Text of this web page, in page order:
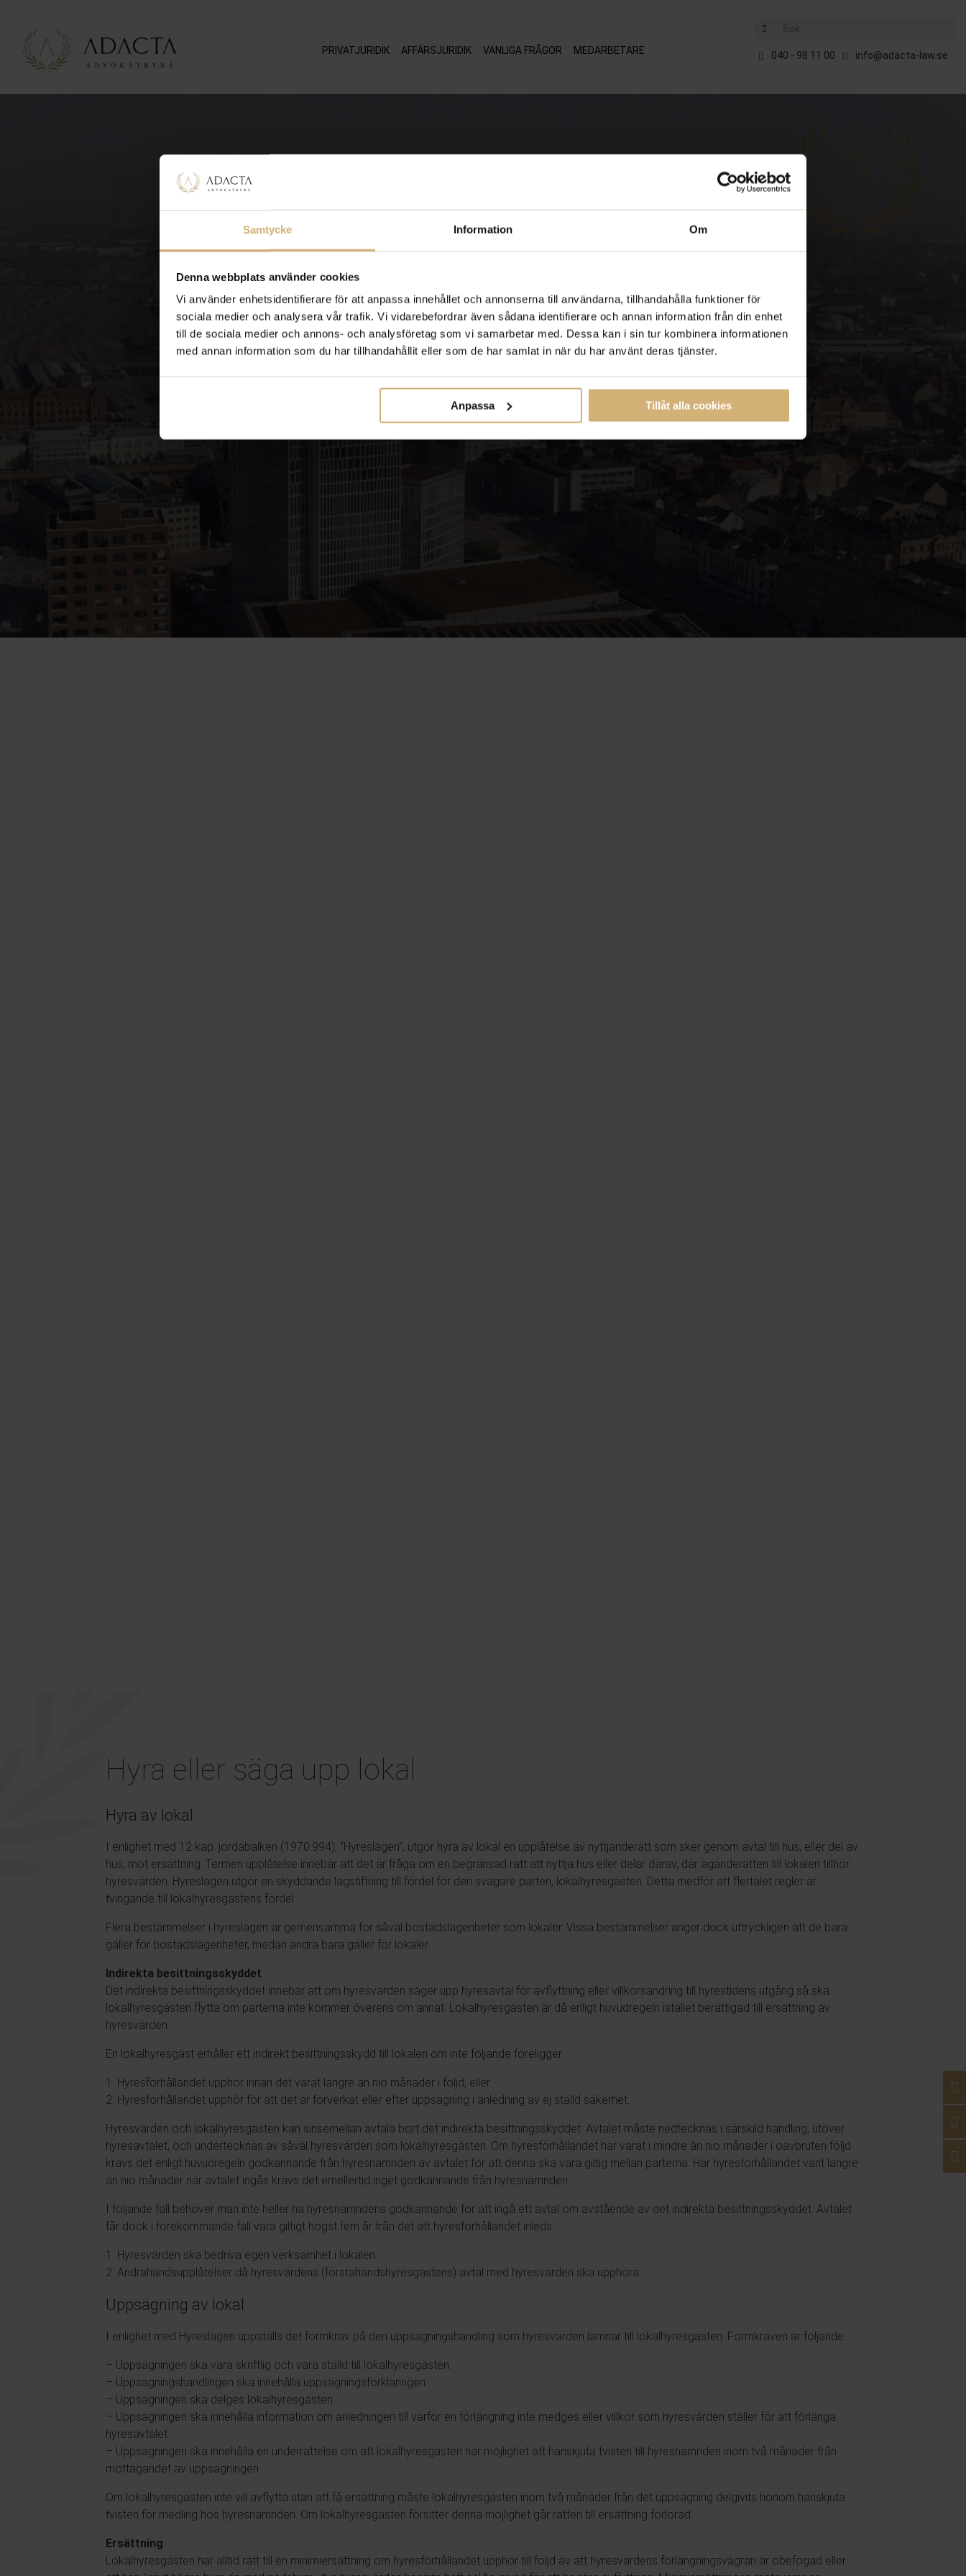
Samtycke Information Om
Denna webbplats använder cookies
Vi använder enhetsidentifierare för att anpassa innehållet och annonserna till användarna, tillhandahålla funktioner för
sociala medier och analysera vår trafik. Vi vidarebefordrar även sådana identifierare och annan information från din enhet
till de sociala medier och annons- och analysföretag som vi samarbetar med. Dessa kan i sin tur kombinera informationen
med annan information som du har tillhandahållit eller som de har samlat in när du har använt deras tjänster.
Anpassa Tillåt alla cookies
PRIVATJURIDIK AFFÄRSJURIDIK VANLIGA FRÅGOR MEDARBETARE
Sök
040 - 98 11 00 info@adacta-law.se
Hyra eller säga upp lokal
Hyra av lokal
I enlighet med 12 kap. jordabalken (1970:994), ”Hyreslagen”, utgör hyra av lokal en upplåtelse av nyttjanderätt som sker genom avtal till hus, eller del av
hus, mot ersättning. Termen upplåtelse innebär att det är fråga om en begränsad rätt att nyttja hus eller delar därav, där äganderätten till lokalen tillhör
hyresvärden. Hyreslagen utgör en skyddande lagstiftning till fördel för den svagare parten, lokalhyresgästen. Detta medför att flertalet regler är
tvingande till lokalhyresgästens fördel.
Flera bestämmelser i hyreslagen är gemensamma för såväl bostadslägenheter som lokaler. Vissa bestämmelser anger dock uttryckligen att de bara
gäller för bostadslägenheter, medan andra bara gäller för lokaler.
Indirekta besittningsskyddet
Det indirekta besittningsskyddet innebär att om hyresvärden säger upp hyresavtal för avflyttning eller villkorsändring till hyrestidens utgång så ska
lokalhyresgästen flytta om parterna inte kommer överens om annat. Lokalhyresgästen är då enligt huvudregeln istället berättigad till ersättning av
hyresvärden.
En lokalhyresgäst erhåller ett indirekt besittningsskydd till lokalen om inte följande föreligger.
1. Hyresförhållandet upphör innan det varat längre än nio månader i följd, eller
2. Hyresförhållandet upphör för att det är förverkat eller efter uppsägning i anledning av ej ställd säkerhet.
Hyresvärden och lokalhyresgästen kan sinsemellan avtala bort det indirekta besittningsskyddet. Avtalet måste nedtecknas i särskild handling, utöver
hyresavtalet, och undertecknas av såväl hyresvärden som lokalhyresgästen. Om hyresförhållandet har varat i mindre än nio månader i oavbruten följd
krävs det enligt huvudregeln godkännande från hyresnämnden av avtalet för att denna ska vara giltig mellan parterna. Har hyresförhållandet varit längre
än nio månader när avtalet ingås krävs det emellertid inget godkännande från hyresnämnden.
I följande fall behöver man inte heller ha hyresnämndens godkännande för att ingå ett avtal om avstående av det indirekta besittningsskyddet. Avtalet
får dock i förekommande fall vara giltigt högst fem år från det att hyresförhållandet inleds.
1. Hyresvärden ska bedriva egen verksamhet i lokalen.
2. Andrahandsupplåtelser då hyresvärdens (förstahandshyresgästens) avtal med hyresvärden ska upphöra.
Uppsägning av lokal
I enlighet med Hyreslagen uppställs det formkrav på den uppsägningshandling som hyresvärden lämnar till lokalhyresgästen. Formkraven är följande.
– Uppsägningen ska vara skriftlig och vara ställd till lokalhyresgästen.
– Uppsägningshandlingen ska innehålla uppsägningsförklaringen.
– Uppsägningen ska delges lokalhyresgästen.
– Uppsägningen ska innehålla information om anledningen till varför en förlängning inte medges eller villkor som hyresvärden ställer för att förlänga
hyresavtalet.
– Uppsägningen ska innehålla en underrättelse om att lokalhyresgästen har möjlighet att hänskjuta tvisten till hyresnämnden inom två månader från
mottagandet av uppsägningen.
Om lokalhyresgästen inte vill avflytta utan att få ersättning måste lokalhyresgästen inom två månader från det uppsägning delgivits honom hänskjuta
tvisten för medling hos hyresnämnden. Om lokalhyresgästen försitter denna möjlighet går rätten till ersättning förlorad.
Ersättning
Lokalhyresgästen har alltid rätt till en minimiersättning om hyresförhållandet upphör till följd av att hyresvärdens förlängningsvägran är obefogad eller